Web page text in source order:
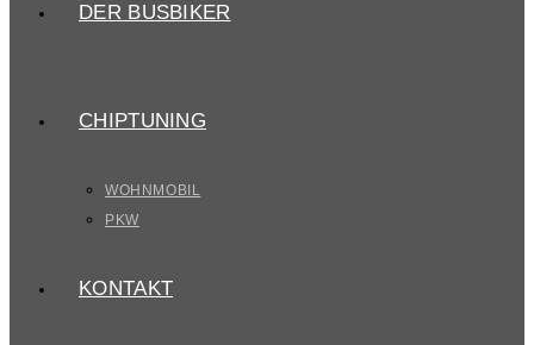
DER BUSBIKER
CHIPTUNING
WOHNMOBIL
PKW
KONTAKT